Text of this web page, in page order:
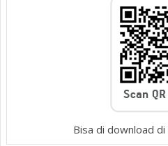
Bisa di download di